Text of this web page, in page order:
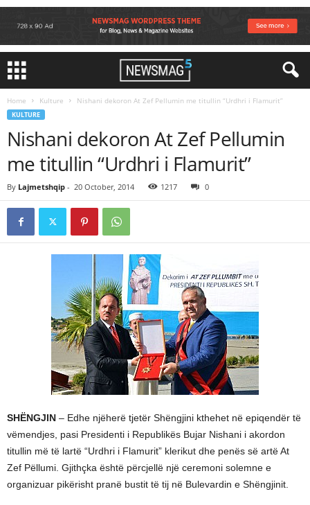
Home Kulture Nishani dekoron At Zef Pellumin me titullin “Urdhri i Flamurit”
KULTURE
Nishani dekoron At Zef Pellumin
me titullin “Urdhri i Flamurit”
By Lajmetshqip - 20 October, 2014 1217 0
SHËNGJIN – Edhe njëherë tjetër Shëngjini kthehet në epiqendër të
vëmendjes, pasi Presidenti i Republikës Bujar Nishani i akordon
titullin më të lartë “Urdhri i Flamurit” klerikut dhe penës së artë At
Zef Pëllumi. Gjithçka është përcjellë një ceremoni solemne e
organizuar pikërisht pranë bustit të tij në Bulevardin e Shëngjinit.